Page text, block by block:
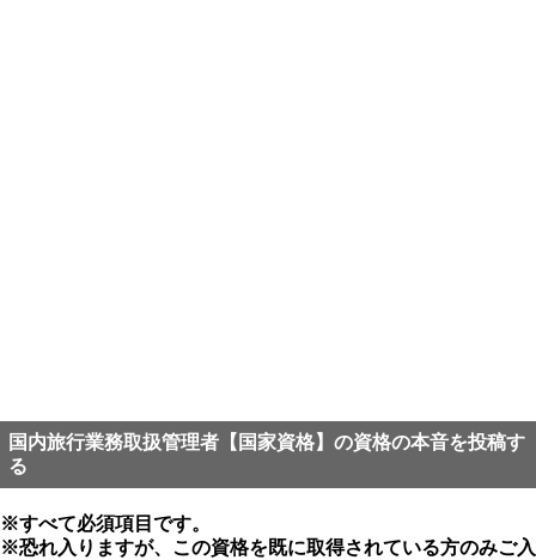
国内旅行業務取扱管理者【国家資格】の資格の本音を投稿す
る
※すべて必須項目です。
※恐れ入りますが、この資格を既に取得されている方のみご入